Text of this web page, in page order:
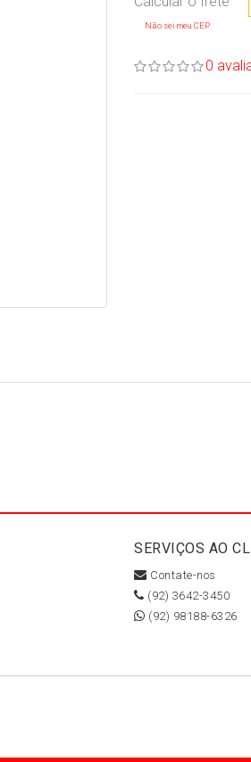
Não sei meu CEP
0
SERVIÇOS AO
Contate-nos
(92) 3642-3450
(92) 98188-6326